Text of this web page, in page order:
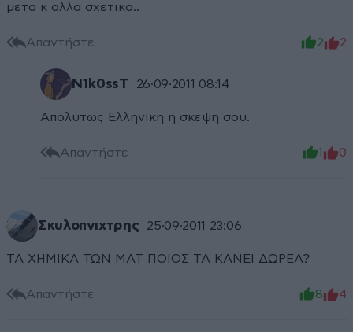
μετα κ αλλα σχετικα..
Απαντήστε 2 2
N1k0ssT 26·09·2011 08:14
Απολυτως Ελληνικη η σκεψη σου.
Απαντήστε 1 0
Σκυλοπνιχτρης 25·09·2011 23:06
ΤΑ ΧΗΜΙΚΑ ΤΩΝ ΜΑΤ ΠΟΙΟΣ ΤΑ ΚΑΝΕΙ ΔΩΡΕΑ?
Απαντήστε 8 4